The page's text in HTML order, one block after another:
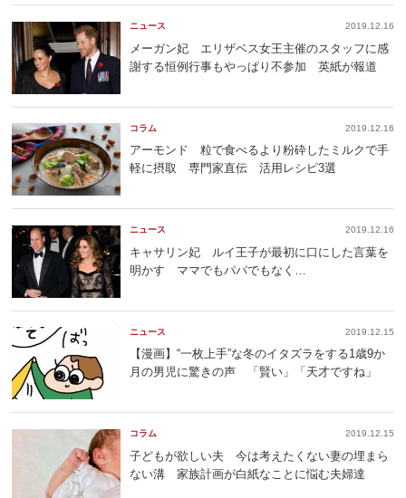
ニュース 2019.12.16
メーガン妃 エリザベス女王主催のスタッフに感
謝する恒例行事もやっぱり不参加 英紙が報道
コラム 2019.12.16
アーモンド 粒で食べるより粉砕したミルクで手
軽に摂取 専門家直伝 活用レシピ3選
ニュース 2019.12.16
キャサリン妃 ルイ王子が最初に口にした言葉を
明かす ママでもパパでもなく…
ニュース 2019.12.15
【漫画】“一枚上手”な冬のイタズラをする1歳9か
月の男児に驚きの声 「賢い」「天才ですね」
コラム 2019.12.15
子どもが欲しい夫 今は考えたくない妻の埋まら
ない溝 家族計画が白紙なことに悩む夫婦達